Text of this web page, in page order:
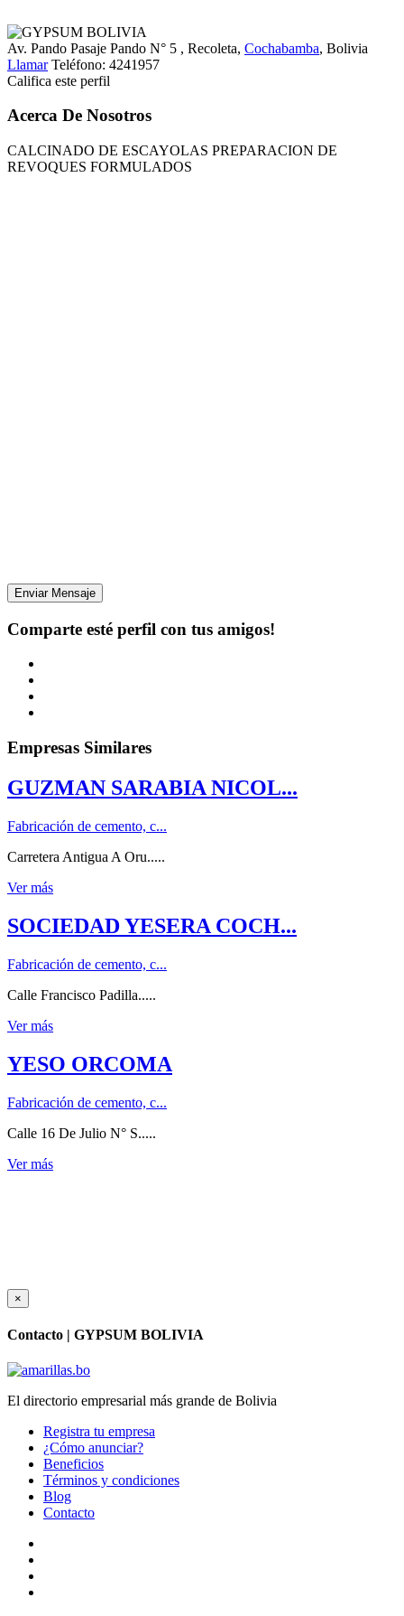
Av. Pando Pasaje Pando N° 5 , Recoleta, Cochabamba, Bolivia
Llamar Teléfono: 4241957
Califica este perfil
Acerca De Nosotros
CALCINADO DE ESCAYOLAS PREPARACION DE
REVOQUES FORMULADOS
Enviar Mensaje
Comparte esté perfil con tus amigos!
Empresas Similares
GUZMAN SARABIA NICOL...
Fabricación de cemento, c...
Carretera Antigua A Oru.....
Ver más
SOCIEDAD YESERA COCH...
Fabricación de cemento, c...
Calle Francisco Padilla.....
Ver más
YESO ORCOMA
Fabricación de cemento, c...
Calle 16 De Julio N° S.....
Ver más
×
Contacto | GYPSUM BOLIVIA
El directorio empresarial más grande de Bolivia
Registra tu empresa
¿Cómo anunciar?
Beneficios
Términos y condiciones
Blog
Contacto